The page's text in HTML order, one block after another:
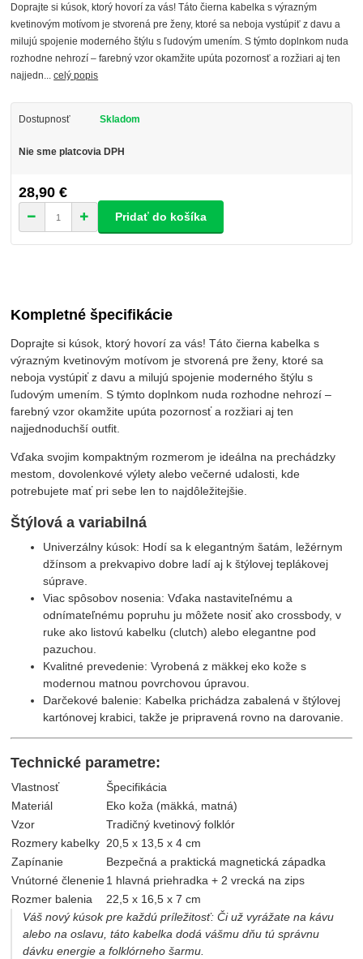
Doprajte si kúsok, ktorý hovorí za vás! Táto čierna kabelka s výrazným
kvetinovým motívom je stvorená pre ženy, ktoré sa neboja vystúpiť z davu a
milujú spojenie moderného štýlu s ľudovým umením. S týmto doplnkom nuda
rozhodne nehrozí – farebný vzor okamžite upúta pozornosť a rozžiari aj ten
najjedn...celý popis
Dostupnosť Skladom
Nie sme platcovia DPH
28,90 €
Pridať do košíka
Kompletné špecifikácie
Doprajte si kúsok, ktorý hovorí za vás! Táto čierna kabelka s
výrazným kvetinovým motívom je stvorená pre ženy, ktoré sa
neboja vystúpiť z davu a milujú spojenie moderného štýlu s
ľudovým umením. S týmto doplnkom nuda rozhodne nehrozí –
farebný vzor okamžite upúta pozornosť a rozžiari aj ten
najjednoduchší outfit.
Vďaka svojim kompaktným rozmerom je ideálna na prechádzky
mestom, dovolenkové výlety alebo večerné udalosti, kde
potrebujete mať pri sebe len to najdôležitejšie.
Štýlová a variabilná
Univerzálny kúsok: Hodí sa k elegantným šatám, ležérnym
džínsom a prekvapivo dobre ladí aj k štýlovej teplákovej
súprave.
Viac spôsobov nosenia: Vďaka nastaviteľnému a
odnímateľnému popruhu ju môžete nosiť ako crossbody, v
ruke ako listovú kabelku (clutch) alebo elegantne pod
pazuchou.
Kvalitné prevedenie: Vyrobená z mäkkej eko kože s
modernou matnou povrchovou úpravou.
Darčekové balenie: Kabelka prichádza zabalená v štýlovej
kartónovej krabici, takže je pripravená rovno na darovanie.
Technické parametre:
Vlastnosť
Špecifikácia
Materiál
Eko koža (mäkká, matná)
Vzor
Tradičný kvetinový folklór
Rozmery kabelky 20,5 x 13,5 x 4 cm
Zapínanie
Bezpečná a praktická magnetická západka
Vnútorné členenie1 hlavná priehradka + 2 vrecká na zips
Rozmer balenia
22,5 x 16,5 x 7 cm
Váš nový kúsok pre každú príležitosť: Či už vyrážate na kávu
alebo na oslavu, táto kabelka dodá vášmu dňu tú správnu
dávku energie a folklórneho šarmu.